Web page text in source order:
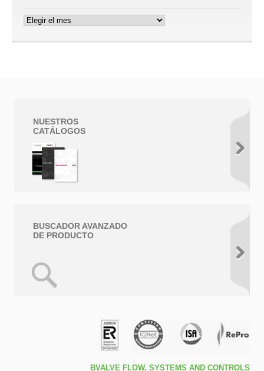
Archivos
NUESTROS
CATÁLOGOS
BUSCADOR AVANZADO
DE PRODUCTO
BVALVE FLOW, SYSTEMS AND CONTROLS